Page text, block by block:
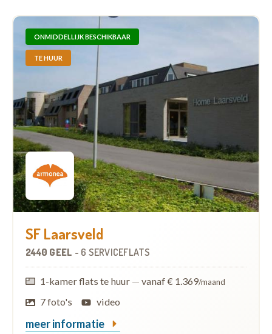
ONMIDDELLIJK BESCHIKBAAR
TE HUUR
SF Laarsveld
2440 GEEL - 6 SERVICEFLATS
1-kamer flats te huur — vanaf € 1.369/maand
7 foto's video
meer informatie